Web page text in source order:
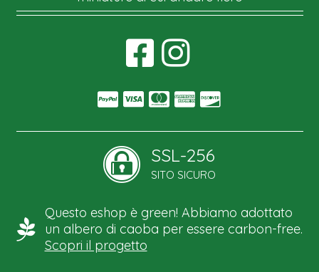
SSL-256
SITO SICURO
Questo eshop è green! Abbiamo adottato
un albero di caoba per essere carbon-free.
Scopri il progetto